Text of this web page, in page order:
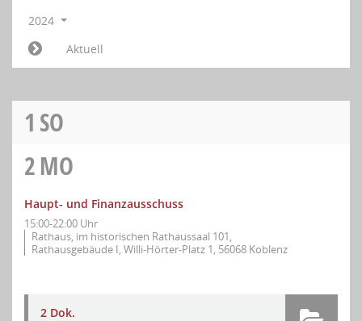
2024
Aktuell
1 SO
2MO
Haupt- und Finanzausschuss
15:00-22:00 Uhr
Rathaus, im historischen Rathaussaal 101,
Rathausgebäude I, Willi-Hörter-Platz 1, 56068 Koblenz
2 Dok.